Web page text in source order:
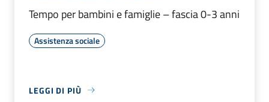
Tempo per bambini e famiglie – fascia 0-3 anni
Assistenza sociale
LEGGI DI PIÙ